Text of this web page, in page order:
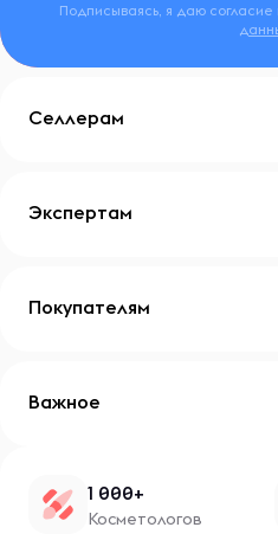
Подписываясь, я даю согласие
Селлерам
Экспертам
Покупателям
Важное
1 000+
Косметологов